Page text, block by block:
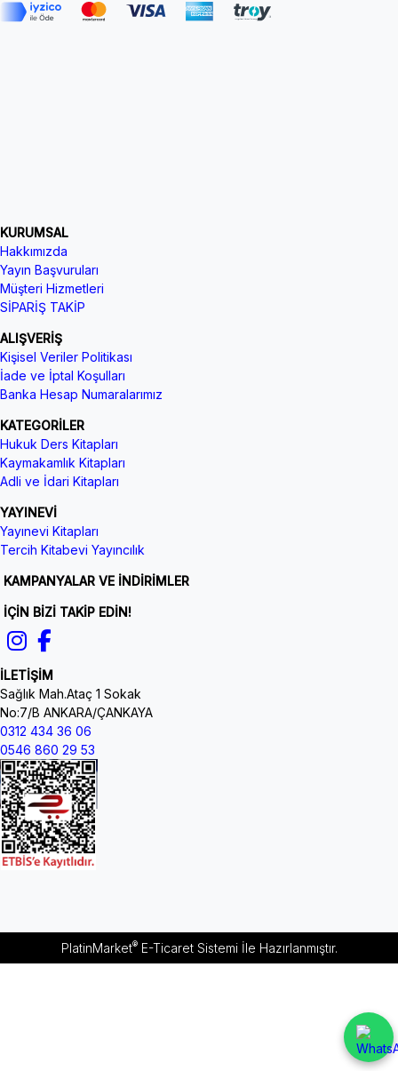
KURUMSAL
Hakkımızda
Yayın Başvuruları
Müşteri Hizmetleri
SİPARİŞ TAKİP
ALIŞVERİŞ
Kişisel Veriler Politikası
İade ve İptal Koşulları
Banka Hesap Numaralarımız
KATEGORİLER
Hukuk Ders Kitapları
Kaymakamlık Kitapları
Adli ve İdari Kitapları
YAYINEVİ
Yayınevi Kitapları
Tercih Kitabevi Yayıncılık
KAMPANYALAR VE İNDİRİMLER
İÇİN BİZİ TAKİP EDİN!
İLETİŞİM
Sağlık Mah.Ataç 1 Sokak
No:7/B ANKARA/ÇANKAYA
0312 434 36 06
0546 860 29 53
PlatinMarket®E-Ticaret Sistemiİle Hazırlanmıştır.